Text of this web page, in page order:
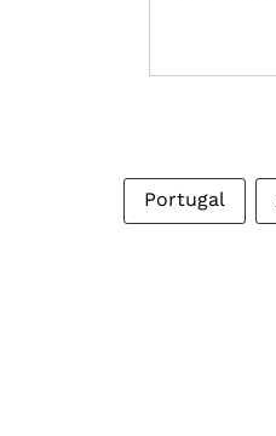
Portugal